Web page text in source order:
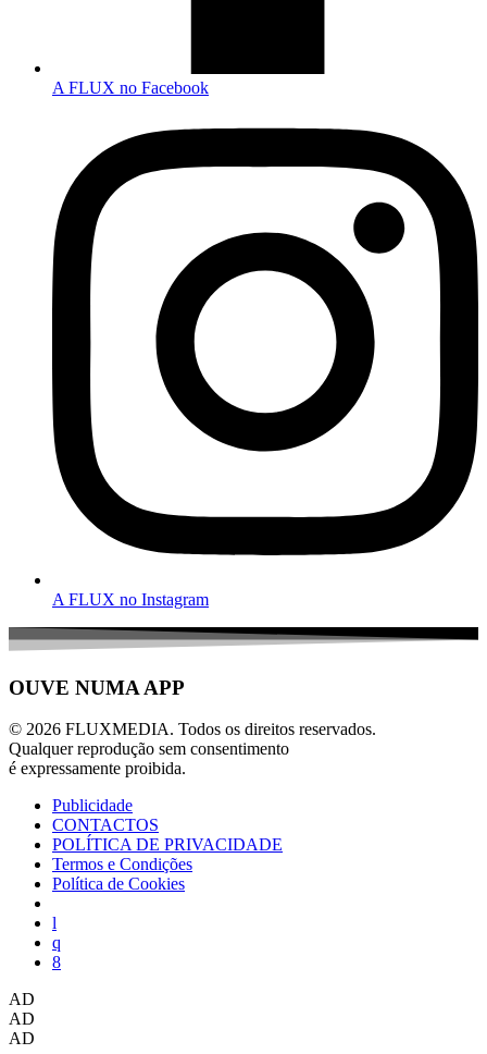
A FLUX no Facebook
A FLUX no Instagram
OUVE NUMA APP
© 2026 FLUXMEDIA. Todos os direitos reservados.
Qualquer reprodução sem consentimento
é expressamente proibida.
Publicidade
CONTACTOS
POLÍTICA DE PRIVACIDADE
Termos e Condições
Política de Cookies
AD
AD
AD